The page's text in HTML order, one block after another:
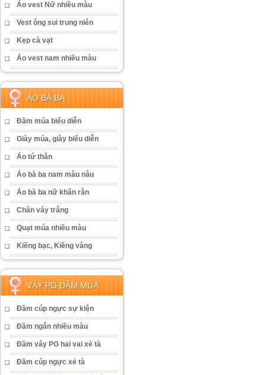
Áo vest Nữ nhiều màu
Vest ông sui trung niên
Kẹp cà vạt
Áo vest nam nhiều màu
ÁO BÀ BA
Đầm múa biểu diễn
Giày múa, giày biểu diễn
Áo tứ thân
Áo bà ba nam màu nâu
Áo bà ba nữ khăn rằn
Chân váy trắng
Quạt múa nhiều màu
Kiềng bạc, Kiềng vàng
VÁY PG ĐẦM MÚA
Đầm cúp ngực sự kiện
Đầm ngắn nhiều màu
Đầm váy PG hai vai xẻ tà
Đầm cúp ngực xẻ tà